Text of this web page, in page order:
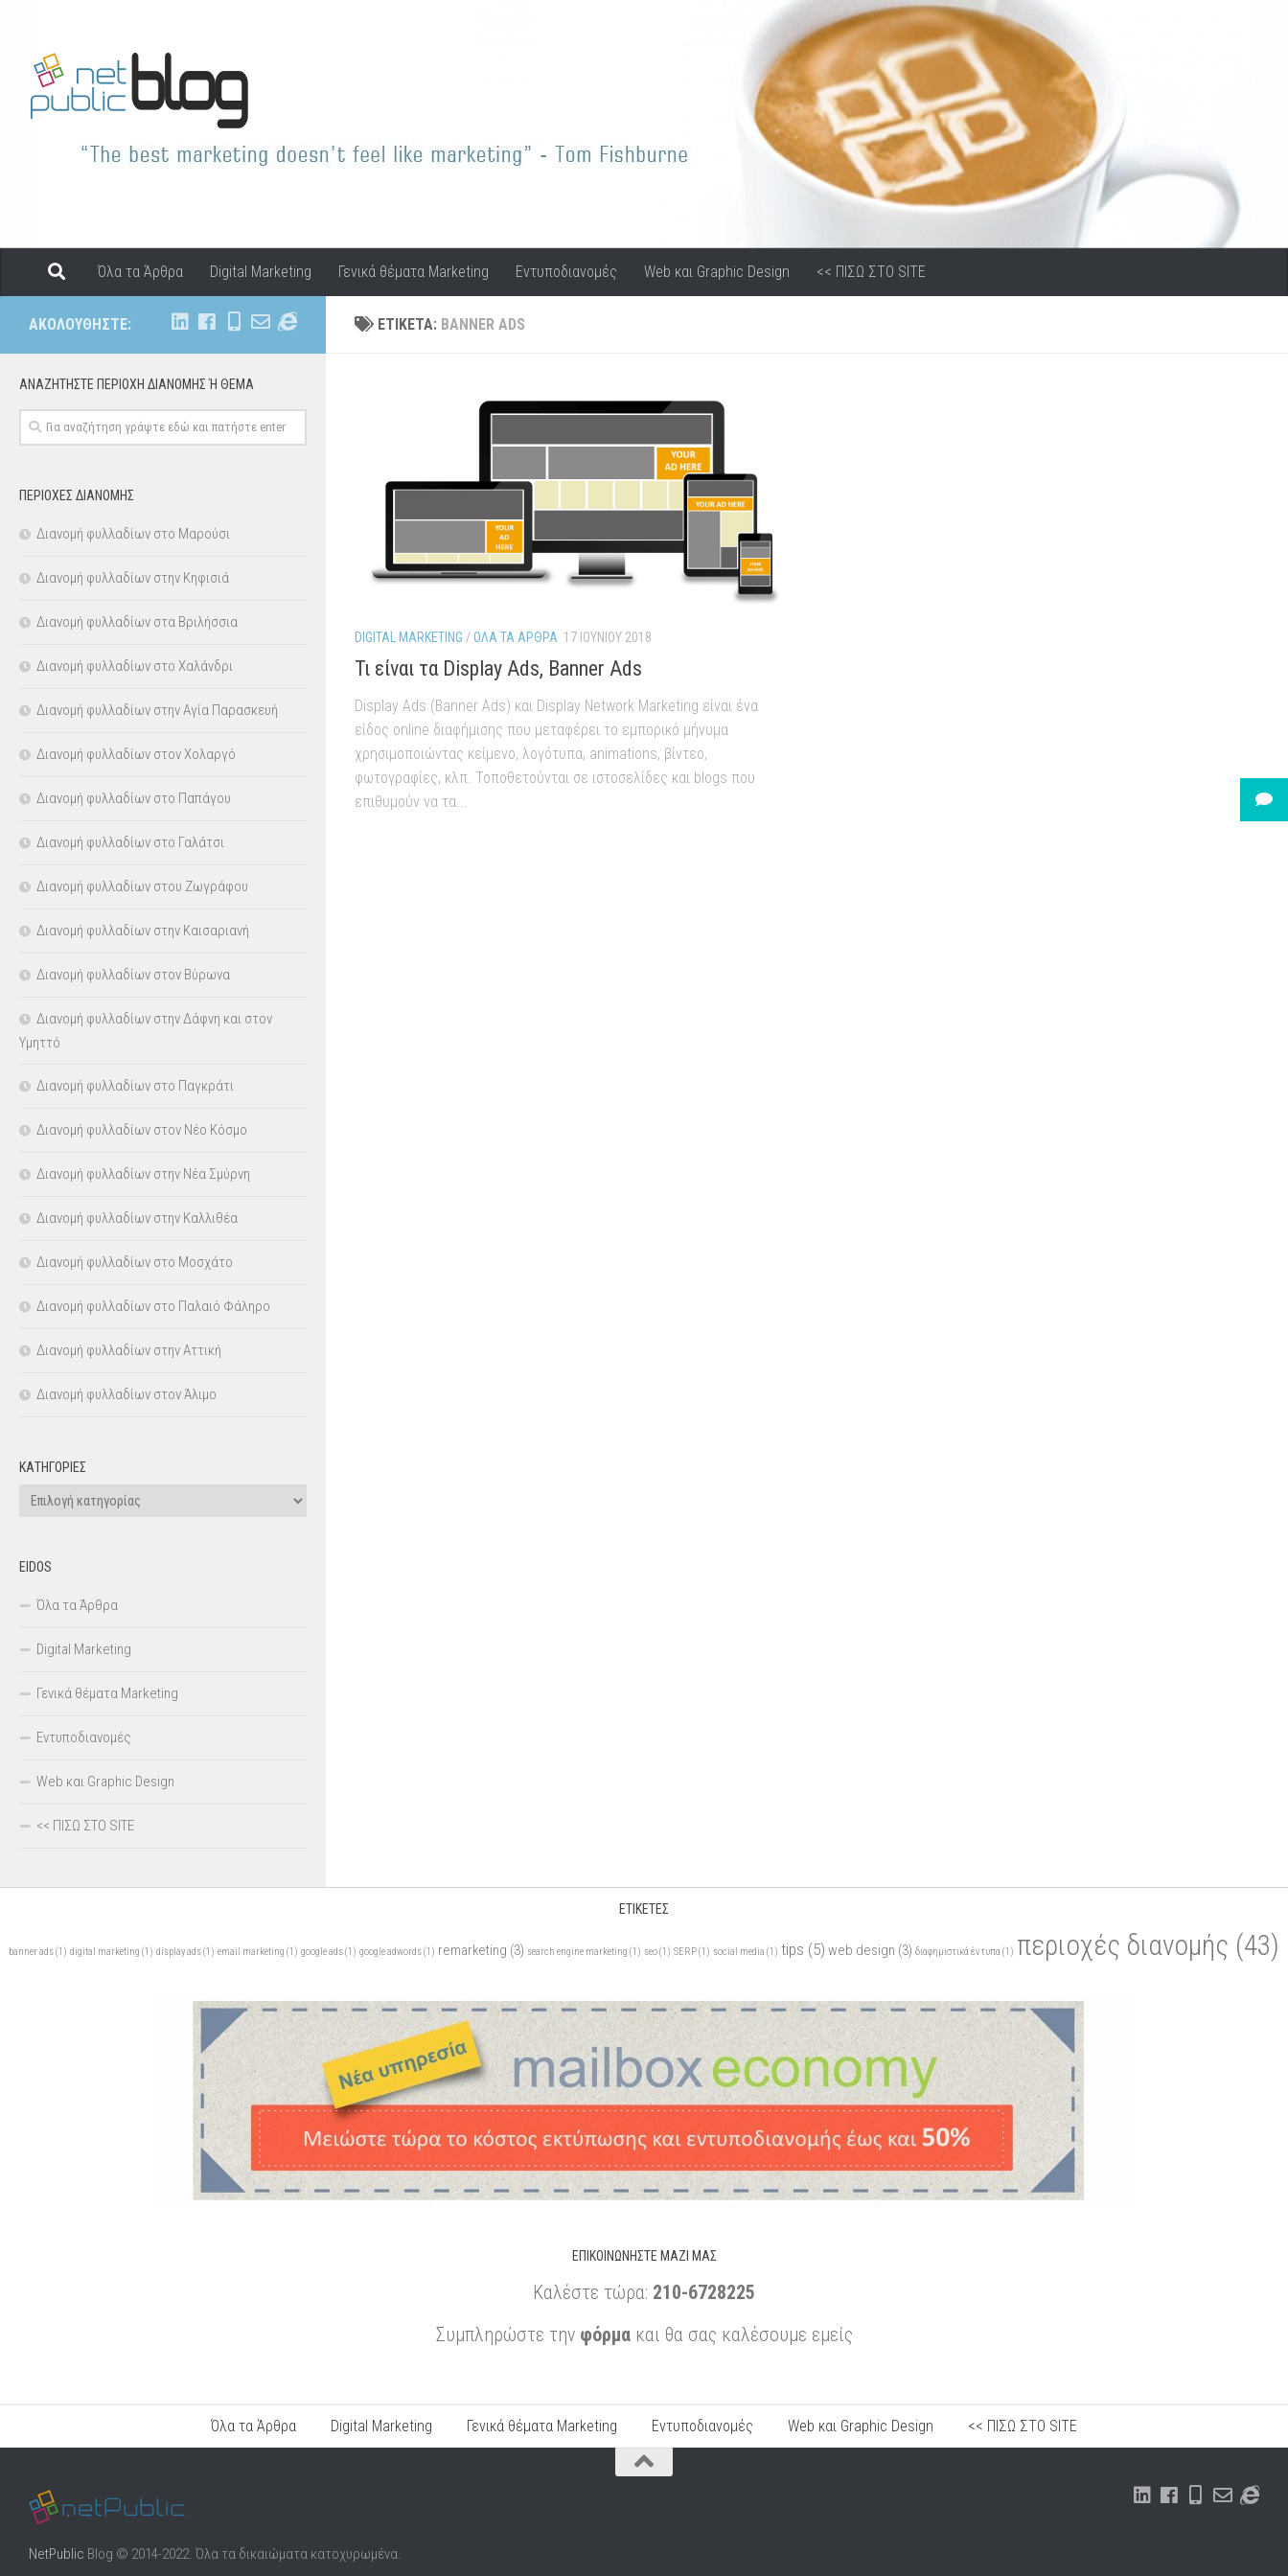
Όλα τα Άρθρα Digital Marketing Γενικά θέματα Marketing Εντυποδιανομές Web και Graphic Design << ΠΙΣΩ ΣΤΟ SITE
ΕΤΙΚΈΤΑ: BANNER ADS
DIGITAL MARKETING /ΌΛΑ ΤΑ ΆΡΘΡΑ 17 ΙΟΥΝΊΟΥ 2018
Τι είναι τα Display Ads, Banner Ads
Display Ads (Banner Ads) και Display Network Marketing είναι ένα
είδος online διαφήμισης που μεταφέρει το εμπορικό μήνυμα
χρησιμοποιώντας κείμενο, λογότυπα, animations, βίντεο,
φωτογραφίες, κλπ. Τοποθετούνται σε ιστοσελίδες και blogs που
επιθυμούν να τα...
ΑΚΟΛΟΥΘΉΣΤΕ:
ΑΝΑΖΗΤΉΣΤΕ ΠΕΡΙΟΧΉ ΔΙΑΝΟΜΗΣ Ή ΘΕΜΑ
ΠΕΡΙΟΧΕΣ ΔΙΑΝΟΜΗΣ
Διανομή φυλλαδίων στο Μαρούσι
Διανομή φυλλαδίων στην Κηφισιά
Διανομή φυλλαδίων στα Βριλήσσια
Διανομή φυλλαδίων στο Χαλάνδρι
Διανομή φυλλαδίων στην Αγία Παρασκευή
Διανομή φυλλαδίων στον Χολαργό
Διανομή φυλλαδίων στο Παπάγου
Διανομή φυλλαδίων στο Γαλάτσι
Διανομή φυλλαδίων στου Ζωγράφου
Διανομή φυλλαδίων στην Καισαριανή
Διανομή φυλλαδίων στον Βύρωνα
Διανομή φυλλαδίων στην Δάφνη και στον
Υμηττό
Διανομή φυλλαδίων στο Παγκράτι
Διανομή φυλλαδίων στον Νέο Κόσμο
Διανομή φυλλαδίων στην Νέα Σμύρνη
Διανομή φυλλαδίων στην Καλλιθέα
Διανομή φυλλαδίων στο Μοσχάτο
Διανομή φυλλαδίων στο Παλαιό Φάληρο
Διανομή φυλλαδίων στην Αττική
Διανομή φυλλαδίων στον Άλιμο
KΑΤΗΓΟΡΊΕΣ
Kατηγορίες
EIDOS
Όλα τα Άρθρα
Digital Marketing
Γενικά θέματα Marketing
Εντυποδιανομές
Web και Graphic Design
<< ΠΙΣΩ ΣΤΟ SITE
ΕΤΙΚΈΤΕΣ
banner ads(1) digital marketing (1) display ads(1) email marketing (1) google ads(1) google adwords(1) remarketing (3) search engine marketing (1) seo(1) SERP(1) social media (1) tips (5) web design (3) διαφημιστικά έντυπα(1) περιοχές διανομής (43)
ΕΠΙΚΟΙΝΩΝΉΣΤΕ ΜΑΖΊ ΜΑΣ
Καλέστε τώρα: 210-6728225
Συμπληρώστε την φόρμα και θα σας καλέσουμε εμείς
Όλα τα Άρθρα Digital Marketing Γενικά θέματα Marketing Εντυποδιανομές Web και Graphic Design << ΠΙΣΩ ΣΤΟ SITE
NetPublic Blog © 2014-2022. Όλα τα δικαιώματα κατοχυρωμένα.